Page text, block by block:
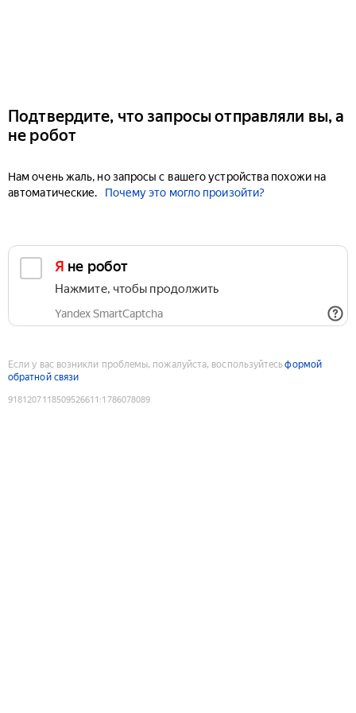
Подтвердите, что запросы отправляли вы, а
не робот
Нам очень жаль, но запросы с вашего устройства похожи на
автоматические.
Почему это могло произойти?
Я не робот
Нажмите, чтобы продолжить
Yandex SmartCaptcha
Если у вас возникли проблемы, пожалуйста, воспользуйтесьформой
обратной связи
9181207118509526611 :1786078089